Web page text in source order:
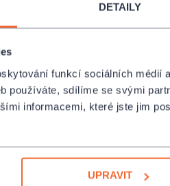
DETAILY
funkcí sociálních
používáte, sdílíme se svými
informacemi, které jste jim
UPRAVIT
a především